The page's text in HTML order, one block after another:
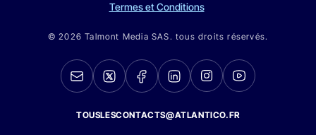
Termes et Conditions
© 2026 Talmont Media SAS. tous droits réservés.
TOUSLESCONTACTS@ATLANTICO.FR